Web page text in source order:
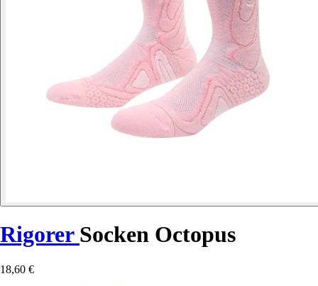
Rigorer Socken Octopus
18,60 €